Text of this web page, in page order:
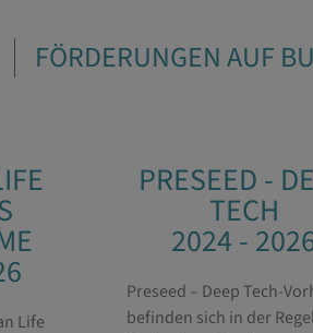
FÖRDERUNGEN AUF
Life
PRESEED -
TECH
2024 -
Preseed – Deep Tech-
befinden sich in der